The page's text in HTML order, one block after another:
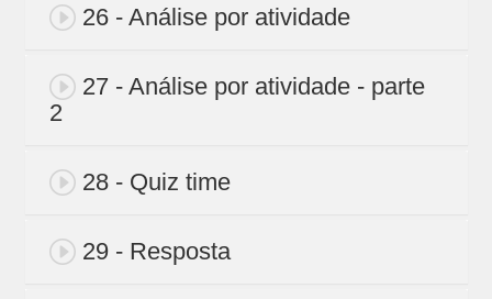
26 - Análise por atividade
27 - Análise por atividade - parte
2
28 - Quiz time
29 - Resposta